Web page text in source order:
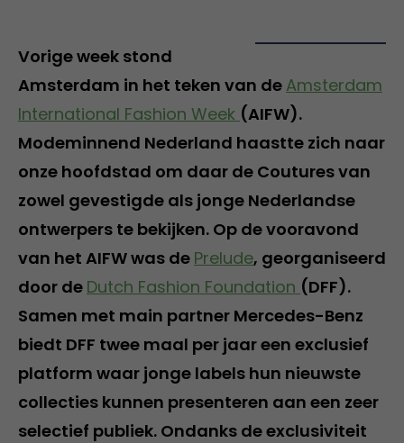
Vorige week stond
Amsterdam in het teken van de Amsterdam
International Fashion Week (AIFW).
Modeminnend Nederland haastte zich naar
onze hoofdstad om daar de Coutures van
zowel gevestigde als jonge Nederlandse
ontwerpers te bekijken. Op de vooravond
van het AIFW was de Prelude, georganiseerd
door de Dutch Fashion Foundation (DFF).
Samen met main partner Mercedes-Benz
biedt DFF twee maal per jaar een exclusief
platform waar jonge labels hun nieuwste
collecties kunnen presenteren aan een zeer
selectief publiek. Ondanks de exclusiviteit